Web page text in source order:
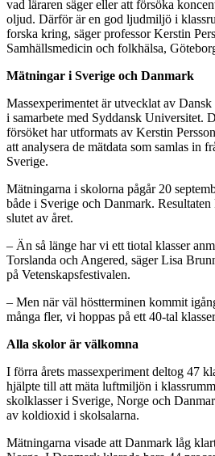
vad läraren säger eller att försöka
oljud. Därför är en god ljudmiljö i
forska kring, säger professor Kerstin
Samhällsmedicin och folkhälsa,
Mätningar i Sverige och Danmark
Massexperimentet är utvecklat av
i samarbete med Syddansk Universitet.
försöket har utformats av Kerstin
att analysera de mätdata som samlas in
Sverige.
Mätningarna i skolorna pågår 20
både i Sverige och Danmark.
slutet av året.
– Än så länge har vi ett tiotal klasser
Torslanda och Angered, säger Lisa
på Vetenskapsfestivalen.
– Men när väl höstterminen kommit
många fler, vi hoppas på ett 40-tal
Alla skolor är välkomna
I förra årets massexperiment deltog 47
hjälpte till att mäta luftmiljön i
skolklasser i Sverige, Norge och
av koldioxid i skolsalarna.
Mätningarna visade att Danmark låg